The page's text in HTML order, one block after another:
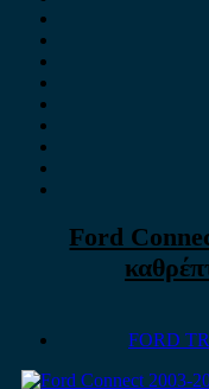
Ford
FORD